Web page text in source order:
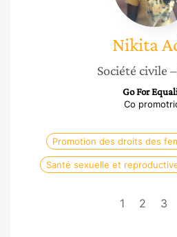
Nikita
Société civile
Go For
Co
Promotion des droits des
Santé sexuelle et
1 2 3